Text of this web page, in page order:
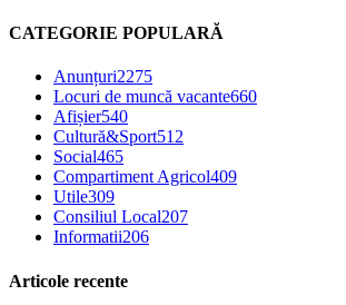
CATEGORIE POPULARĂ
Anunțuri2275
Locuri de muncă vacante660
Afișier540
Cultură&Sport512
Social465
Compartiment Agricol409
Utile309
Consiliul Local207
Informatii206
Articole recente